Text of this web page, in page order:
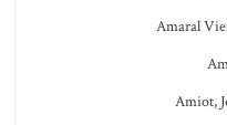
Amaral
Amiot,